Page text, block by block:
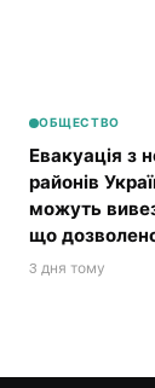
ОБЩЕСТВО
Евакуація з
районів
можуть
що
3 дня тому